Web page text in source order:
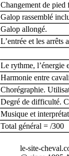
Changement de pied
Galop rassemblé
Galop allongé.
L’entrée et les arrêts
Le rythme, l’énergie
Harmonie entre
Chorégraphie.
Degré de difficulté.
Musique et
Total général = /300
le-site-